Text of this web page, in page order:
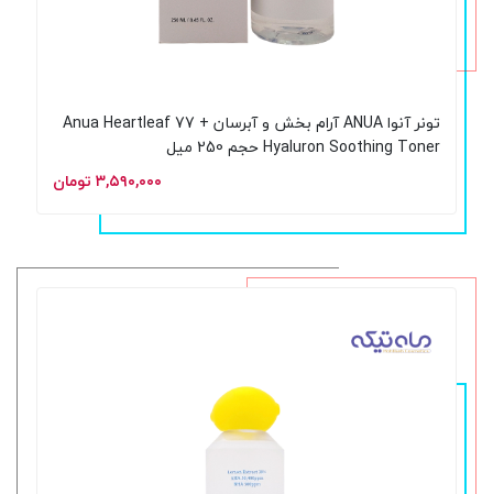
تونر آنوا ANUA آرام بخش و آبرسان Anua Heartleaf 77 +
Hyaluron Soothing Toner حجم 250 میل
۳,۵۹۰,۰۰۰ تومان